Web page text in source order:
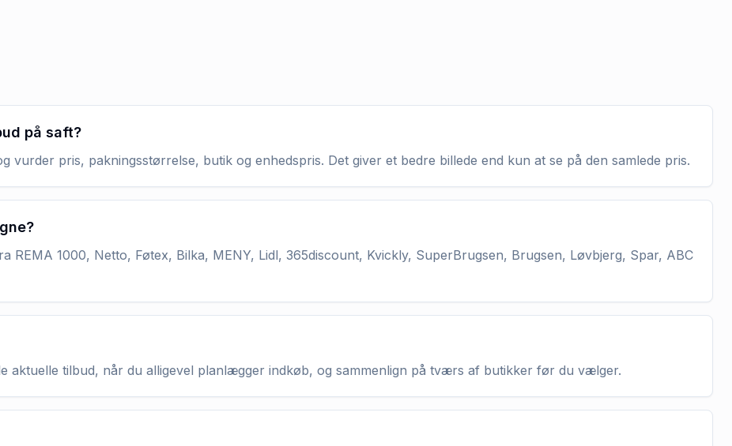
på saft?
vurder pris, pakningsstørrelse, butik og enhedspris. Det giver et bedre billede end kun at se på den samlede pris.
REMA 1000, Netto, Føtex, Bilka, MENY, Lidl, 365discount, Kvickly, SuperBrugsen, Brugsen, Løvbjerg, Spar, ABC
aktuelle tilbud, når du alligevel planlægger indkøb, og sammenlign på tværs af butikker før du vælger.